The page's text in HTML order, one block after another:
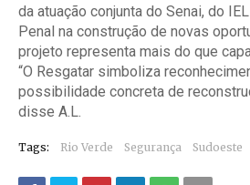
da atuação conjunta do Senai, do
Penal na construção de novas
projeto representa mais do que
“O Resgatar simboliza
possibilidade concreta de
disse A.L.
Tags: Rio Verde Segurança Sudoeste